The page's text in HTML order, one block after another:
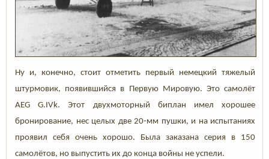
Ну и, конечно, стоит отметить первый немецкий тяжелый
штурмовик, появившийся в Первую Мировую. Это самолёт
AEG G.IVk. Этот двухмоторный биплан имел хорошее
бронирование, нес целых две 20-мм пушки, и на испытаниях
проявил себя очень хорошо. Была заказана серия в 150
самолётов, но выпустить их до конца войны не успели.